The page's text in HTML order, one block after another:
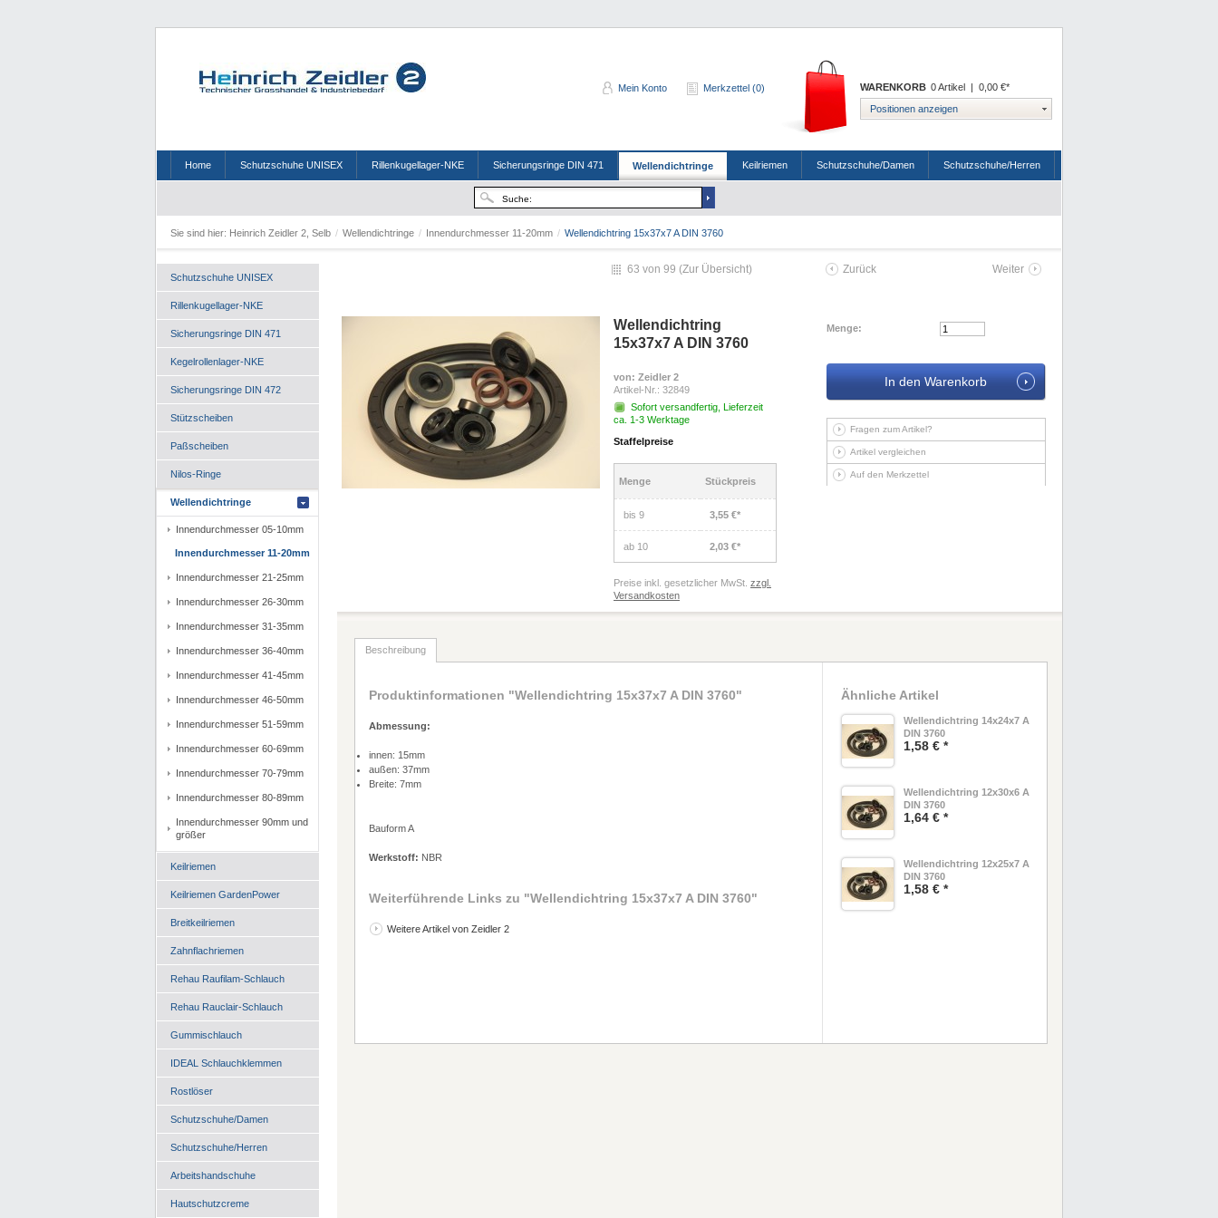
Mein Konto Merkzettel (0) WARENKORB 0 Artikel | 0,00 €*
Positionen anzeigen
Home Schutzschuhe UNISEX Rillenkugellager-NKE Sicherungsringe DIN 471 Wellendichtringe Keilriemen Schutzschuhe/Damen Schutzschuhe/Herren
Sie sind hier: Heinrich Zeidler 2, Selb / Wellendichtringe / Innendurchmesser 11-20mm / Wellendichtring 15x37x7 A DIN 3760
Schutzschuhe UNISEX
Rillenkugellager-NKE
Sicherungsringe DIN 471
Kegelrollenlager-NKE
Sicherungsringe DIN 472
Stützscheiben
Paßscheiben
Nilos-Ringe
Wellendichtringe
Innendurchmesser 05-10mm
Innendurchmesser 11-20mm
Innendurchmesser 21-25mm
Innendurchmesser 26-30mm
Innendurchmesser 31-35mm
Innendurchmesser 36-40mm
Innendurchmesser 41-45mm
Innendurchmesser 46-50mm
Innendurchmesser 51-59mm
Innendurchmesser 60-69mm
Innendurchmesser 70-79mm
Innendurchmesser 80-89mm
Innendurchmesser 90mm und
größer
Keilriemen
Keilriemen GardenPower
Breitkeilriemen
Zahnflachriemen
Rehau Raufilam-Schlauch
Rehau Rauclair-Schlauch
Gummischlauch
IDEAL Schlauchklemmen
Rostlöser
Schutzschuhe/Damen
Schutzschuhe/Herren
Arbeitshandschuhe
Hautschutzcreme
63 von 99 (Zur Übersicht) Zurück Weiter
Wellendichtring
15x37x7 A DIN 3760
von: Zeidler 2
Artikel-Nr.: 32849
Sofort versandfertig, Lieferzeit
ca. 1-3 Werktage
Staffelpreise
Menge Stückpreis
bis 9 3,55 €*
ab 10 2,03 €*
Preise inkl. gesetzlicher MwSt. zzgl.
Versandkosten
Menge:
Fragen zum Artikel?
Artikel vergleichen
Auf den Merkzettel
Beschreibung
Produktinformationen "Wellendichtring 15x37x7 A DIN 3760"
Abmessung:
innen: 15mm
außen: 37mm
Breite: 7mm
Bauform A
Werkstoff: NBR
Weiterführende Links zu "Wellendichtring 15x37x7 A DIN 3760"
Weitere Artikel von Zeidler 2
Ähnliche Artikel
Wellendichtring 14x24x7 A
DIN 3760
1,58 € *
Wellendichtring 12x30x6 A
DIN 3760
1,64 € *
Wellendichtring 12x25x7 A
DIN 3760
1,58 € *